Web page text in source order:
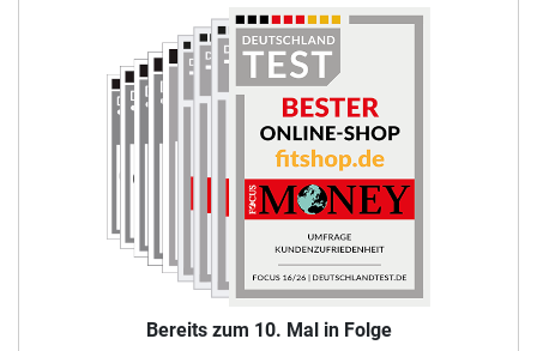
Bereits zum 10. Mal in Folge